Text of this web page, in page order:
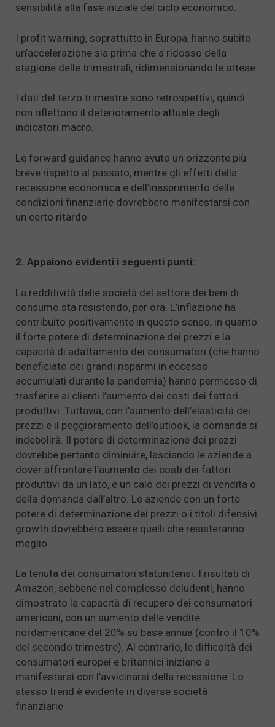
sensibilità alla fase iniziale del ciclo economico.
I profit warning, soprattutto in Europa, hanno subito
un’accelerazione sia prima che a ridosso della
stagione delle trimestrali, ridimensionando le attese.
I dati del terzo trimestre sono retrospettivi, quindi
non riflettono il deterioramento attuale degli
indicatori macro.
Le forward guidance hanno avuto un orizzonte più
breve rispetto al passato, mentre gli effetti della
recessione economica e dell’inasprimento delle
condizioni finanziarie dovrebbero manifestarsi con
un certo ritardo.
2. Appaiono evidenti i seguenti punti:
La redditività delle società del settore dei beni di
consumo sta resistendo, per ora. L’inflazione ha
contribuito positivamente in questo senso, in quanto
il forte potere di determinazione dei prezzi e la
capacità di adattamento dei consumatori (che hanno
beneficiato dei grandi risparmi in eccesso
accumulati durante la pandemia) hanno permesso di
trasferire ai clienti l’aumento dei costi dei fattori
produttivi. Tuttavia, con l’aumento dell’elasticità dei
prezzi e il peggioramento dell’outlook, la domanda si
indebolirà. Il potere di determinazione dei prezzi
dovrebbe pertanto diminuire, lasciando le aziende a
dover affrontare l’aumento dei costi dei fattori
produttivi da un lato, e un calo dei prezzi di vendita o
della domanda dall’altro. Le aziende con un forte
potere di determinazione dei prezzi o i titoli difensivi
growth dovrebbero essere quelli che resisteranno
meglio.
La tenuta dei consumatori statunitensi. I risultati di
Amazon, sebbene nel complesso deludenti, hanno
dimostrato la capacità di recupero dei consumatori
americani, con un aumento delle vendite
nordamericane del 20% su base annua (contro il 10%
del secondo trimestre). Al contrario, le difficoltà dei
consumatori europei e britannici iniziano a
manifestarsi con l’avvicinarsi della recessione. Lo
stesso trend è evidente in diverse società
finanziarie.